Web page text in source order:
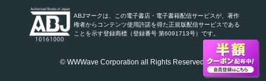
ABJマークは、この電子書店・電子書籍配信サービスが、著作
権者からコンテンツ使用許諾を得た正規版配信サービスである
ことを示す登録商標（登録番号 第6091713号）です。
© WWWave Corporation all Rights Reserved.